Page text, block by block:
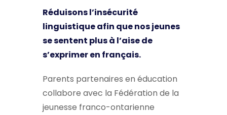
Réduisons l’insécurité
linguistique afin que nos jeunes
se sentent plus à l’aise de
s’exprimer en français.
Parents partenaires en éducation
collabore avec la Fédération de la
jeunesse franco-ontarienne